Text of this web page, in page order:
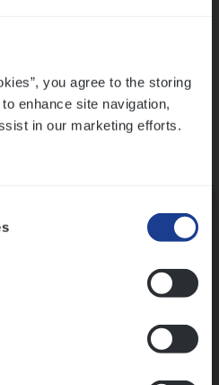
you agree to the storing
enhance site navigation,
in our marketing efforts.